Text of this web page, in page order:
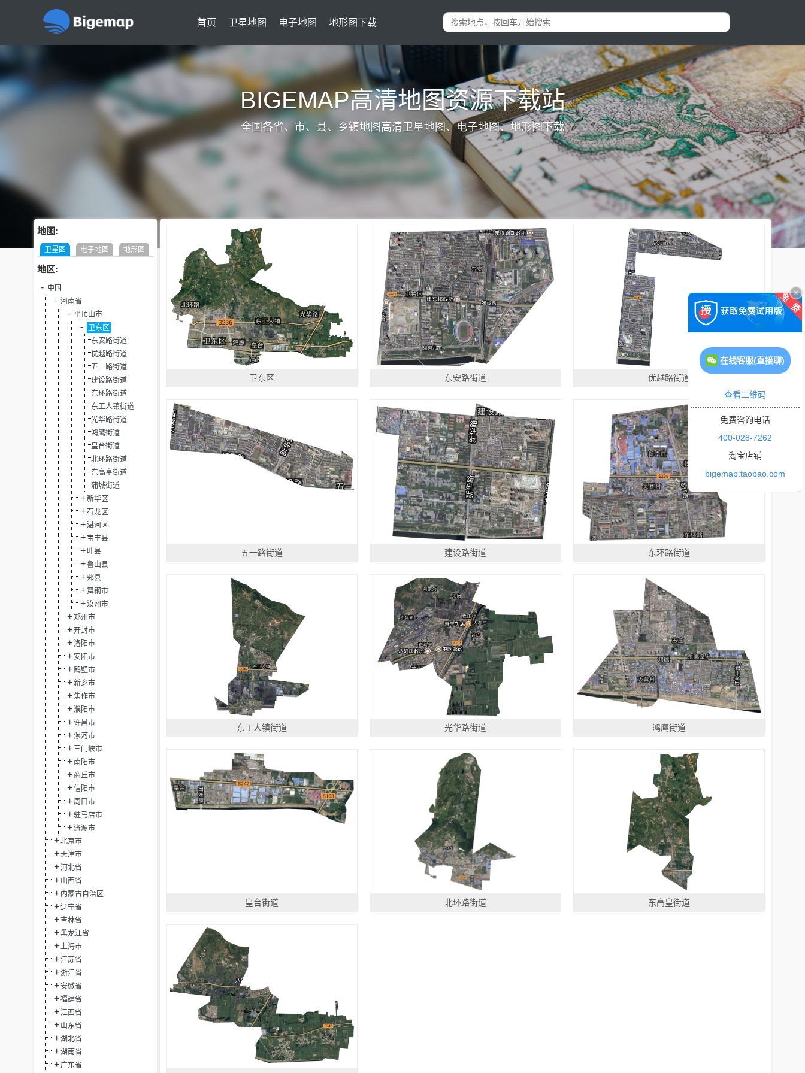
首页 卫星地图 电子地图 地形图下载
BIGEMAP高清地图资源下载站
全国各省、市、县、乡镇地图高清卫星地图、电子地图、地形图下载
地图:
卫星图 电子地图 地形图
地区:
中国
河南省
平顶山市
卫东区
东安路街道
优越路街道
五一路街道
建设路街道
东环路街道
东工人镇街道
光华路街道
鸿鹰街道
皇台街道
北环路街道
东高皇街道
蒲城街道
新华区
石龙区
湛河区
宝丰县
叶县
鲁山县
郏县
舞钢市
汝州市
郑州市
开封市
洛阳市
安阳市
鹤壁市
新乡市
焦作市
濮阳市
许昌市
漯河市
三门峡市
南阳市
商丘市
信阳市
周口市
驻马店市
济源市
北京市
天津市
河北省
山西省
内蒙古自治区
辽宁省
吉林省
黑龙江省
上海市
江苏省
浙江省
安徽省
福建省
江西省
山东省
湖北省
湖南省
广东省
卫东区 东安路街道 优越路街道
五一路街道 建设路街道 东环路街道
东工人镇街道 光华路街道 鸿鹰街道
皇台街道 北环路街道 东高皇街道
在线客服(直接聊)
查看二维码
免费咨询电话
400-028-7262
淘宝店铺
bigemap.taobao.com